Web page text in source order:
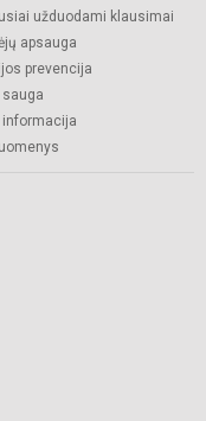
užduodami klausimai
apsauga
prevencija
sauga
informacija